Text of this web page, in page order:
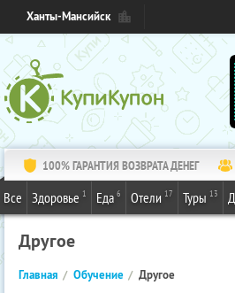
Ханты-Мансийск
100% ГАРАНТИЯ ВОЗВРАТА ДЕНЕГ
Все Здоровье 1 Еда 6 Отели 17 Туры 13
Другое
Главная Обучение Другое